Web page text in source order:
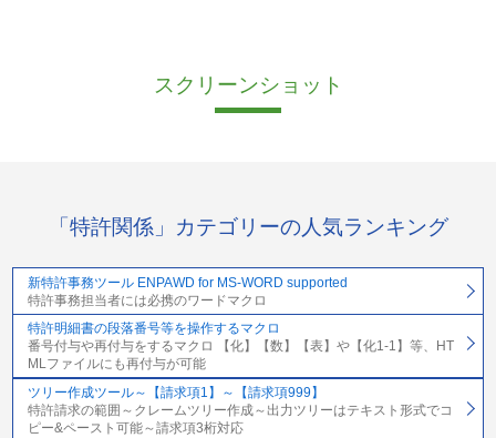
スクリーンショット
「特許関係」カテゴリーの人気ランキング
新特許事務ツール ENPAWD for MS-WORD supported
特許事務担当者には必携のワードマクロ
特許明細書の段落番号等を操作するマクロ
番号付与や再付与をするマクロ 【化】【数】【表】や【化1-1】等、HT
MLファイルにも再付与が可能
ツリー作成ツール～【請求項1】～【請求項999】
特許請求の範囲～クレームツリー作成～出力ツリーはテキスト形式でコ
ピー&ペースト可能～請求項3桁対応